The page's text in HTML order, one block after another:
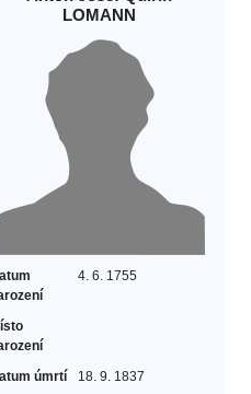
LOMANN
4. 6. 1755
úmrtí
18. 9. 1837